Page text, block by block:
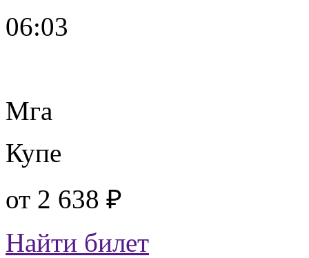
06:03
Мга
Купе
от 2 638 ₽
Найти билет